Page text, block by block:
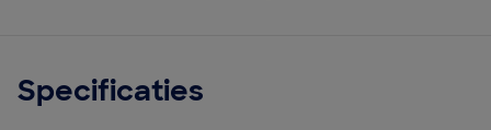
Specificaties